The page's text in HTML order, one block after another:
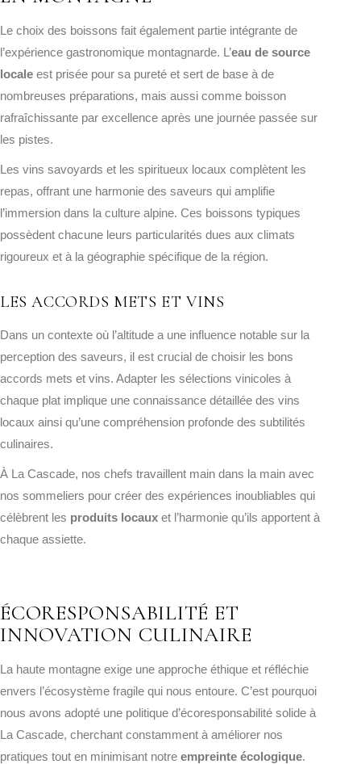
Le choix des boissons fait également partie intégrante de
l’expérience gastronomique montagnarde. L’eau de source
locale est prisée pour sa pureté et sert de base à de
nombreuses préparations, mais aussi comme boisson
rafraîchissante par excellence après une journée passée sur
les pistes.
Les vins savoyards et les spiritueux locaux complètent les
repas, offrant une harmonie des saveurs qui amplifie
l’immersion dans la culture alpine. Ces boissons typiques
possèdent chacune leurs particularités dues aux climats
rigoureux et à la géographie spécifique de la région.
LES ACCORDS METS ET VINS
Dans un contexte où l’altitude a une influence notable sur la
perception des saveurs, il est crucial de choisir les bons
accords mets et vins. Adapter les sélections vinicoles à
chaque plat implique une connaissance détaillée des vins
locaux ainsi qu’une compréhension profonde des subtilités
culinaires.
À La Cascade, nos chefs travaillent main dans la main avec
nos sommeliers pour créer des expériences inoubliables qui
célèbrent les produits locaux et l’harmonie qu’ils apportent à
chaque assiette.
ÉCORESPONSABILITÉ ET
INNOVATION CULINAIRE
La haute montagne exige une approche éthique et réfléchie
envers l’écosystème fragile qui nous entoure. C’est pourquoi
nous avons adopté une politique d’écoresponsabilité solide à
La Cascade, cherchant constamment à améliorer nos
pratiques tout en minimisant notre empreinte écologique.